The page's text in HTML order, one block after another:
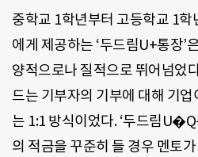
중학교 1학년부터 고등학교 1
에게 제공하는 ‘두드림U+통장’
양적으로나 질적으로 뛰어넘었
드는 기부자의 기부에 대해 기
는 1:1 방식이었다. ‘두드림
의 적금을 꾸준히 들 경우 멘토